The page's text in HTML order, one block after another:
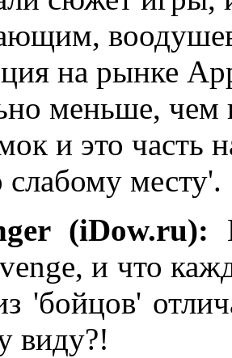
на рынке
меньше, чем
и это часть
слабому месту'.
(iDow.ru):
и что
'бойцов'
виду?!